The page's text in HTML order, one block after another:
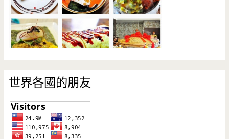
世界各國的朋友